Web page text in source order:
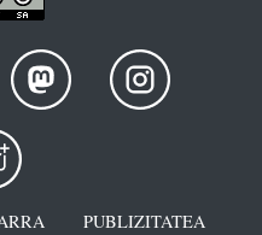
PUBLIZITATEA